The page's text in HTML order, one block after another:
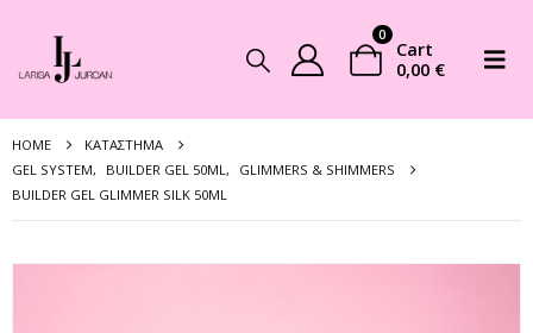
0
Cart
0,00 €
HOME
ΚΑΤΆΣΤΗΜΑ
GEL SYSTEM, BUILDER GEL 50ML,
GLIMMERS & SHIMMERS
BUILDER GEL GLIMMER SILK 50ML